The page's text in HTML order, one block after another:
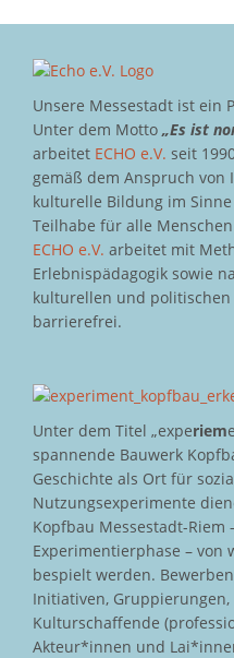
Unsere Messestadt ist ein
Unter dem Motto „Es ist
arbeitet ECHO e.V. seit
gemäß dem Anspruch
kulturelle Bildung im
Teilhabe für alle
ECHO e.V. arbeitet mit
Erlebnispädagogik sowie
kulturellen und
barrierefrei.
Unter dem Titel „experiem
spannende Bauwerk
Geschichte als Ort für
Nutzungsexperimente
Kopfbau Messestadt-Riem
Experimentierphase – von
bespielt werden.
Initiativen,
Kulturschaffende
Akteur*innen und